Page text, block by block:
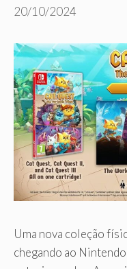
20/10/2024
Uma nova coleção
chegando ao